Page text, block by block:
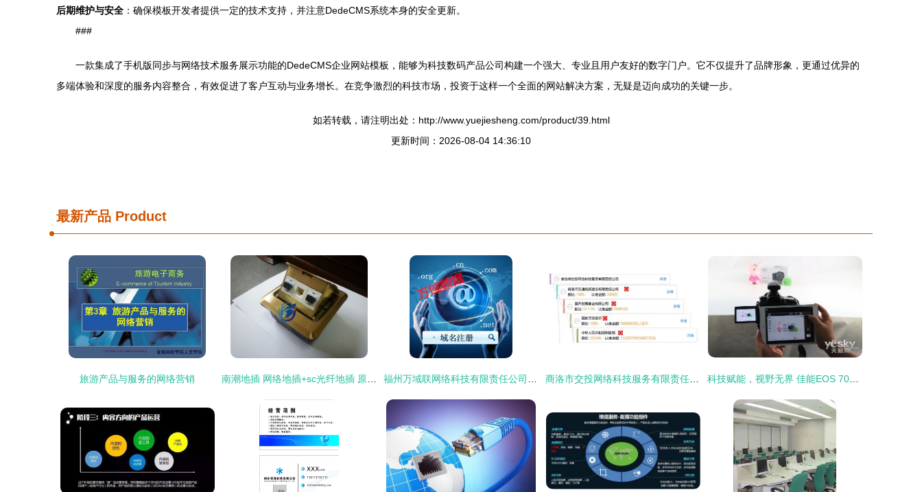
后期维护与安全 ：确保模板开发者提供一定的技术支持，并注意DedeCMS系统本身的安全更新。
###
一款集成了手机版同步与网络技术服务展示功能的DedeCMS企业网站模板，能够为科技数码产品公司构建一个强大、专业且用户友好的数字门户。它不仅提升了品牌形象，更通过优异的
多端体验和深度的服务内容整合，有效促进了客户互动与业务增长。在竞争激烈的科技市场，投资于这样一个全面的网站解决方案，无疑是迈向成功的关键一步。
如若转载，请注明出处：http://www.yuejiesheng.com/product/39.html
更新时间：2026-08-04 14:36:10
最新产品 Product
旅游产品与服务的网络营销